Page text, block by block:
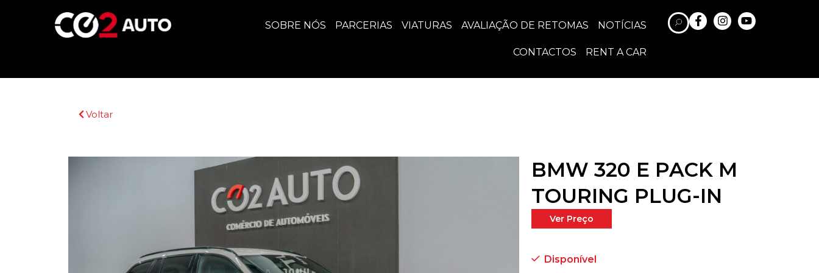
SOBRE NÓS PARCERIAS VIATURAS AVALIAÇÃO DE RETOMAS NOTÍCIAS
CONTACTOS RENT A CAR
Voltar
BMW 320 E PACK M
TOURING PLUG-IN
Ver Preço
Disponível